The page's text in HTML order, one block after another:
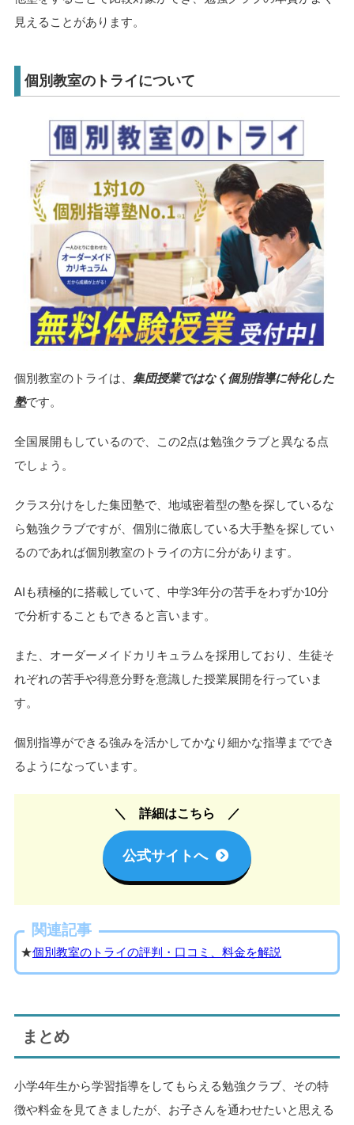
見えることがあります。
個別教室のトライについて
個別教室のトライは、 集団授業ではなく個別指導に特化した
塾です。
全国展開もしているので、この2点は勉強クラブと異なる点
でしょう。
クラス分けをした集団塾で、地域密着型の塾を探しているな
ら勉強クラブですが、個別に徹底している大手塾を探してい
るのであれば個別教室のトライの方に分があります。
AIも積極的に搭載していて、中学3年分の苦手をわずか10分
で分析することもできると言います。
また、オーダーメイドカリキュラムを採用しており、生徒そ
れぞれの苦手や得意分野を意識した授業展開を行っていま
す。
個別指導ができる強みを活かしてかなり細かな指導まででき
るようになっています。
詳細はこちら
公式サイトへ
関連記事
★個別教室のトライの評判・口コミ、料金を解説
まとめ
小学4年生から学習指導をしてもらえる勉強クラブ、その特
徴や料金を見てきましたが、お子さんを通わせたいと思える